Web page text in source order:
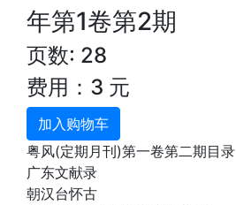
年第1卷第2期
页数: 28
费用：3 元
加入购物车
粤风(定期月刊)第一卷第二期目录
广东文献录
朝汉台怀古